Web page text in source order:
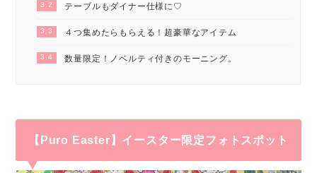
3.2 テーブルもダイナー仕様に♡
3.3 ４つ集めたらもらえる！超豪華なアイテム
3.4 数量限定！ノベルティ付きのモーニング。
【Puro Easter】イースター限定フォトスポット